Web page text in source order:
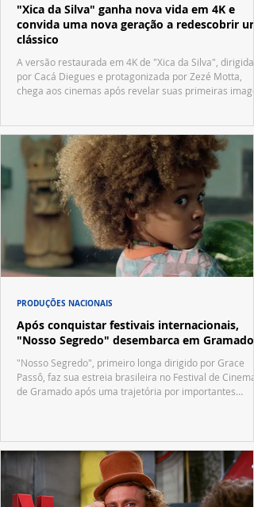
"Xica da Silva" ganha nova vida em 4K e
convida uma nova geração a redescobrir um
clássico
A versão restaurada em 4K de "Xica da Silva", dirigida
por Cacá Diegues e protagonizada por Zezé Motta,
chega aos cinemas após revelar suas primeiras
Após conquistar festivais internacionais,
"Nosso Segredo" desembarca em Gramado
"Nosso Segredo", primeiro longa dirigido por Grace
Passô, faz sua estreia brasileira no Festival de Cinema
de Gramado após uma trajetória por importantes
PRODUÇÕES NACIONAIS